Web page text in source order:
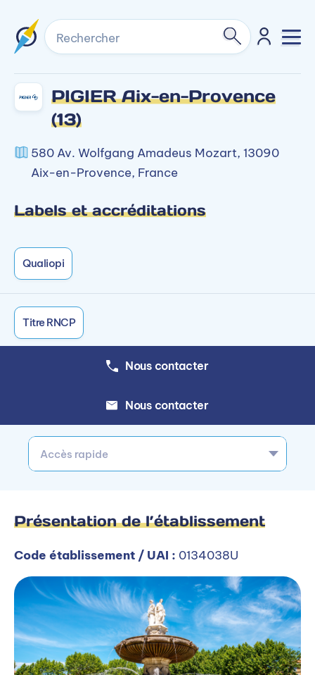
Rechercher
PIGIER Aix-en-Provence
(13)
580 Av. Wolfgang Amadeus Mozart, 13090
Aix-en-Provence, France
Labels et accréditations
Qualiopi
Titre RNCP
Nous contacter
Nous contacter
Accès rapide
Présentation de l’établissement
Code établissement / UAI : 0134038U